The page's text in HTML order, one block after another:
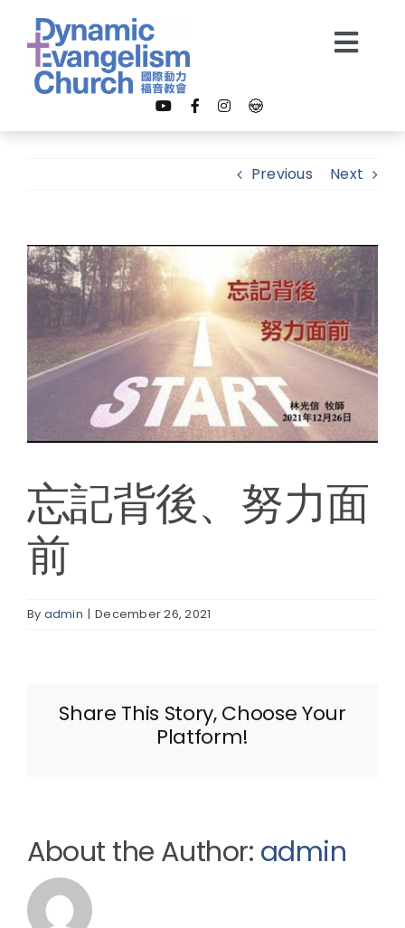
content
教會事工
多媒體
奉獻
線上報名
Previous Next
View
Larger
Image
忘記背後、努力面
前
By admin | December 26, 2021
Share This Story, Choose Your
Platform!
About the Author: admin